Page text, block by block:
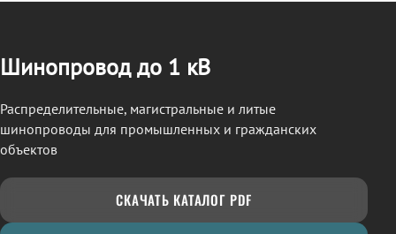
Шинопровод до 1 кВ
Распределительные, магистральные и литые
шинопроводы для промышленных и гражданских
объектов
СКАЧАТЬ КАТАЛОГ PDF